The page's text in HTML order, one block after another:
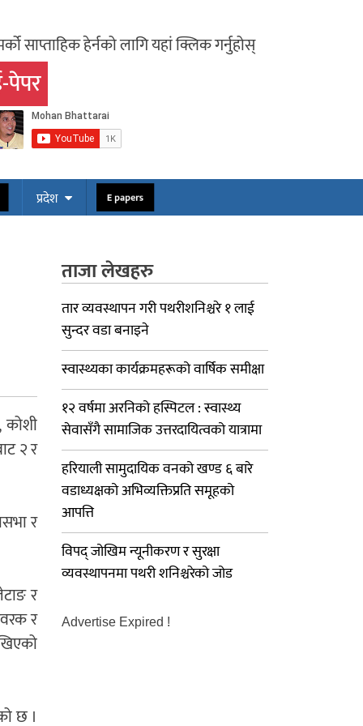
साप्ताहिक हेर्नको लागि यहां क्लिक गर्नुहोस्
पेपर
प्रदेश E papers
२ र
र
र
र
छ ।
ताजा लेखहरु
तार व्यवस्थापन गरी पथरीशनिश्चरे १ लाई
सुन्दर वडा बनाइने
स्वास्थ्यका कार्यक्रमहरूको वार्षिक समीक्षा
१२ वर्षमा अरनिको हस्पिटल : स्वास्थ्य
सेवासँगै सामाजिक उत्तरदायित्वको यात्रामा
हरियाली सामुदायिक वनको खण्ड ६ बारे
वडाध्यक्षको अभिव्यक्तिप्रति समूहको
आपत्ति
विपद् जोखिम न्यूनीकरण र सुरक्षा
व्यवस्थापनमा पथरी शनिश्चरेको जोड
Advertise Expired !